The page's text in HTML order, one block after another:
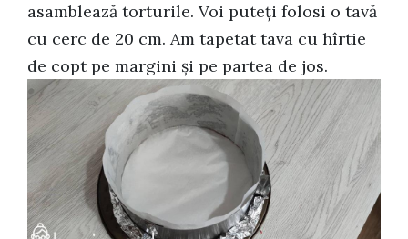
asamblează torturile. Voi puteți folosi o tavă
cu cerc de 20 cm. Am tapetat tava cu hîrtie
de copt pe margini și pe partea de jos.